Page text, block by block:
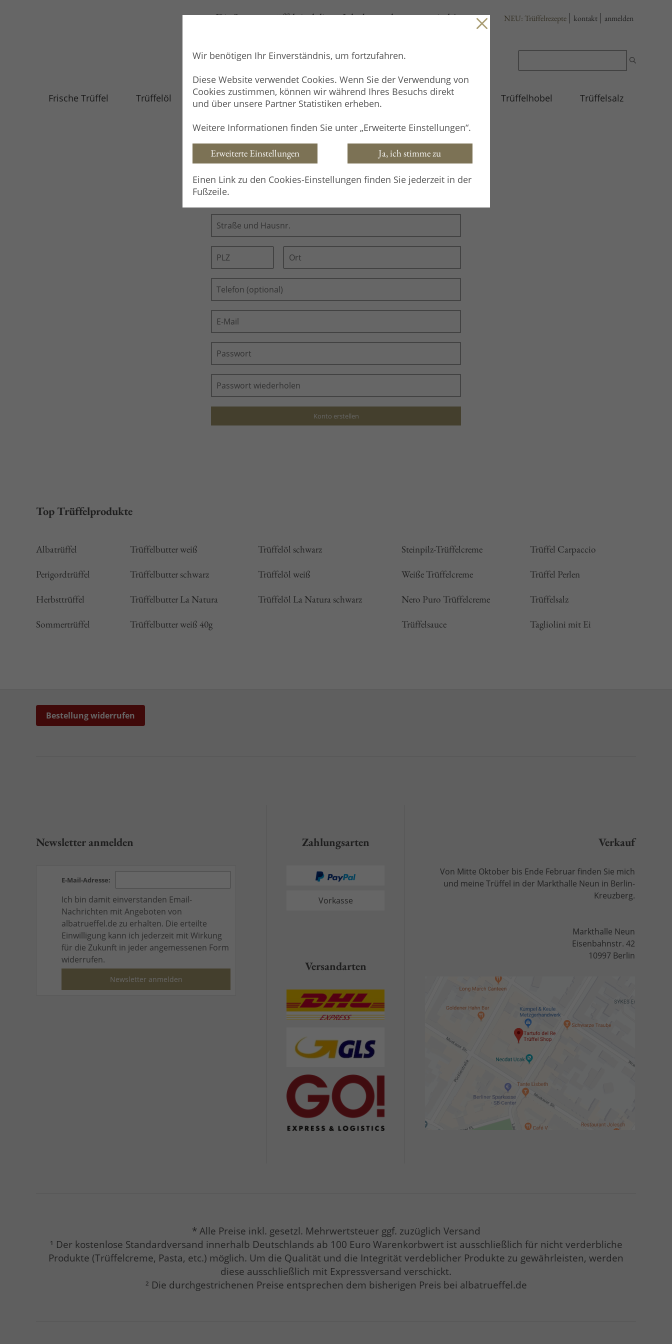
Die Sommertrüffel sind dieses Jahr besonders aromatisch! NEU: Trüffelrezepte kontakt anmelden
Frische Trüffel Trüffelöl Trüffelbutter Pasta Trüffelcreme Trüffel im Glas Trüffelhobel Trüffelsalz
Kundenkonto erstellen
Konto erstellen
Top Trüffelprodukte
Albatrüffel
Perigordtrüffel
Herbsttrüffel
Sommertrüffel
Trüffelbutter weiß
Trüffelbutter schwarz
Trüffelbutter La Natura
Trüffelbutter weiß 40g
Trüffelöl schwarz
Trüffelöl weiß
Trüffelöl La Natura schwarz
Steinpilz-Trüffelcreme
Weiße Trüffelcreme
Nero Puro Trüffelcreme
Trüffelsauce
Trüffel Carpaccio
Trüffel Perlen
Trüffelsalz
Tagliolini mit Ei
Bestellung widerrufen
Newsletter anmelden
E-Mail-Adresse:
Ich bin damit einverstanden Email-
Nachrichten mit Angeboten von
albatrueffel.de zu erhalten. Die erteilte
Einwilligung kann ich jederzeit mit Wirkung
für die Zukunft in jeder angemessenen Form
widerrufen.
Zahlungsarten
Vorkasse
Versandarten
Verkauf
Von Mitte Oktober bis Ende Februar finden Sie mich
und meine Trüffel in der Markthalle Neun in Berlin-
Kreuzberg.
Markthalle Neun
Eisenbahnstr. 42
10997 Berlin
* Alle Preise inkl. gesetzl. Mehrwertsteuer ggf. zuzüglich Versand
¹ Der kostenlose Standardversand innerhalb Deutschlands ab 100 Euro Warenkorbwert ist ausschließlich für nicht verderbliche
Produkte (Trüffelcreme, Pasta, etc.) möglich. Um die Qualität und die Integrität verdeblicher Produkte zu gewährleisten, werden
diese ausschließlich mit Expressversand verschickt.
² Die durchgestrichenen Preise entsprechen dem bisherigen Preis bei albatrueffel.de
Wir benötigen Ihr Einverständnis, um fortzufahren.
Diese Website verwendet Cookies. Wenn Sie der Verwendung von
Cookies zustimmen, können wir während Ihres Besuchs direkt
und über unsere Partner Statistiken erheben.
Weitere Informationen finden Sie unter „Erweiterte Einstellungen“.
Erweiterte Einstellungen Ja, ich stimme zu
Einen Link zu den Cookies-Einstellungen finden Sie jederzeit in der
Fußzeile.